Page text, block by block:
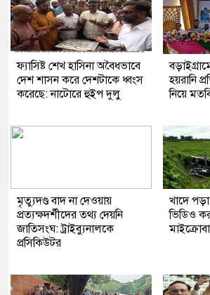
ফ্যাসিষ্ট শেখ হাসিনা অবৈধভাবে
দেশ শাসন করে দেশটাকে ধ্বংস
করেছে: নাটোরে হুইপ দুলু
হয়রানি
নিয়ে
মৃত্যুদণ্ড বাদ না দেওয়ায়
প্রত্যক্ষদর্শীদের তথ্য দেয়নি
জাতিসংঘ: ট্রাইব্যুনালকে
প্রসিকিউটর
খাদে
ভিডিও